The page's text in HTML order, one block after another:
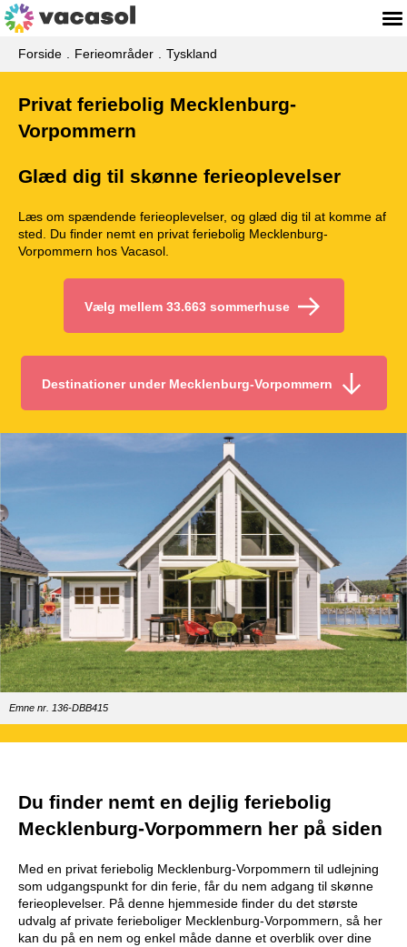
Forside Ferieområder Tyskland
Privat feriebolig Mecklenburg-
Vorpommern
Glæd dig til skønne ferieoplevelser
Læs om spændende ferieoplevelser, og glæd dig til at komme af
sted. Du finder nemt en privat feriebolig Mecklenburg-
Vorpommern hos Vacasol.
Vælg mellem 33.663 sommerhuse
Destinationer under Mecklenburg-Vorpommern
Emne nr. 136-DBB415
Du finder nemt en dejlig feriebolig
Mecklenburg-Vorpommern her på siden
Med en privat feriebolig Mecklenburg-Vorpommern til udlejning
som udgangspunkt for din ferie, får du nem adgang til skønne
ferieoplevelser. På denne hjemmeside finder du det største
udvalg af private ferieboliger Mecklenburg-Vorpommern, så her
kan du på en nem og enkel måde danne et overblik over dine